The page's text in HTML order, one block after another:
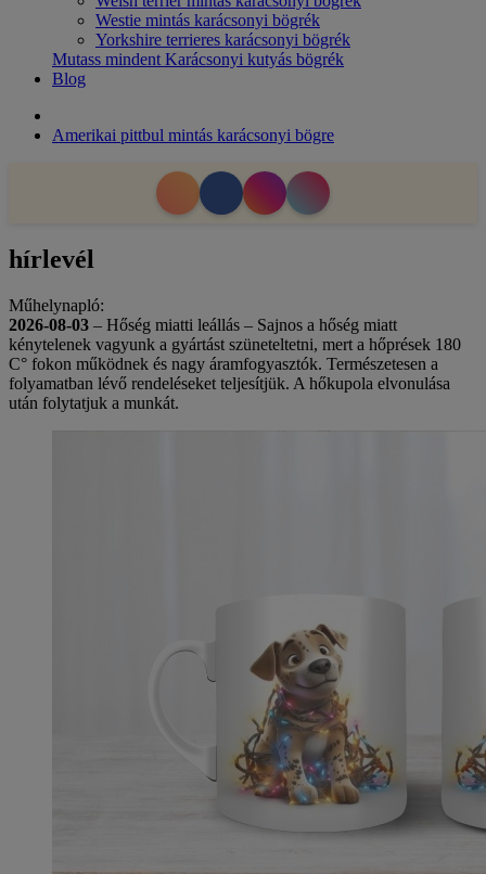
Westie mintás karácsonyi bögrék
Yorkshire terrieres karácsonyi bögrék
Mutass mindent Karácsonyi kutyás bögrék
Blog
Amerikai pittbul mintás karácsonyi bögre
hírlevél
Műhelynapló:
2026-08-03 – Hőség miatti leállás – Sajnos a hőség miatt
kénytelenek vagyunk a gyártást szüneteltetni, mert a hőprések 180
C° fokon működnek és nagy áramfogyasztók. Természetesen a
folyamatban lévő rendeléseket teljesítjük. A hőkupola elvonulása
után folytatjuk a munkát.